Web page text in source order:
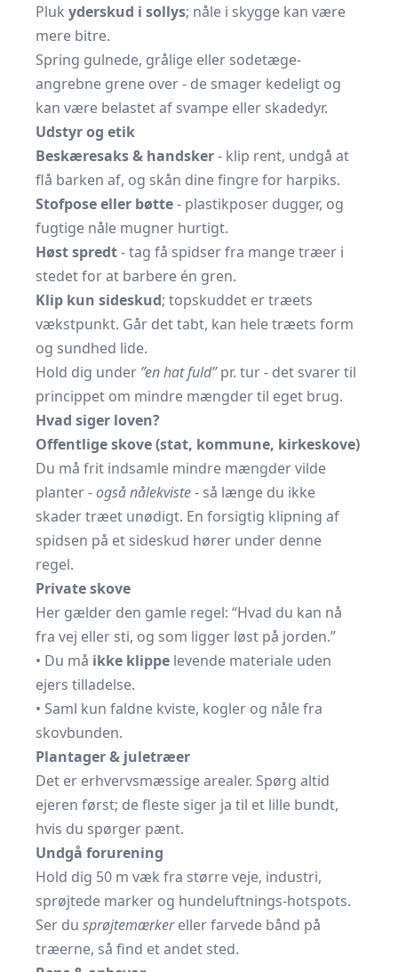
Pluk yderskud i sollys; nåle i skygge kan være
mere bitre.
Spring gulnede, grålige eller sodetæge-
angrebne grene over - de smager kedeligt og
kan være belastet af svampe eller skadedyr.
Udstyr og etik
Beskæresaks & handsker- klip rent, undgå at
flå barken af, og skån dine fingre for harpiks.
Stofpose eller bøtte- plastikposer dugger, og
fugtige nåle mugner hurtigt.
Høst spredt- tag få spidser fra mange træer i
stedet for at barbere én gren.
Klip kun sideskud; topskuddet er træets
vækstpunkt. Går det tabt, kan hele træets form
og sundhed lide.
Hold dig under ”en hat fuld”pr. tur - det svarer til
princippet om mindre mængder til eget brug.
Hvad siger loven?
Offentlige skove (stat, kommune, kirkeskove)
Du må frit indsamle mindre mængder vilde
planter -også nålekviste- så længe du ikke
skader træet unødigt. En forsigtig klipning af
spidsen på et sideskud hører under denne
regel.
Private skove
Her gælder den gamle regel: “Hvad du kan nå
fra vej eller sti, og som ligger løst på jorden.”
• Du må ikke klippe levende materiale uden
ejers tilladelse.
• Saml kun faldne kviste, kogler og nåle fra
skovbunden.
Plantager & juletræer
Det er erhvervsmæssige arealer. Spørg altid
ejeren først; de fleste siger ja til et lille bundt,
hvis du spørger pænt.
Undgå forurening
Hold dig 50 m væk fra større veje, industri,
sprøjtede marker og hundeluftnings-hotspots.
Ser du sprøjtemærkereller farvede bånd på
træerne, så find et andet sted.